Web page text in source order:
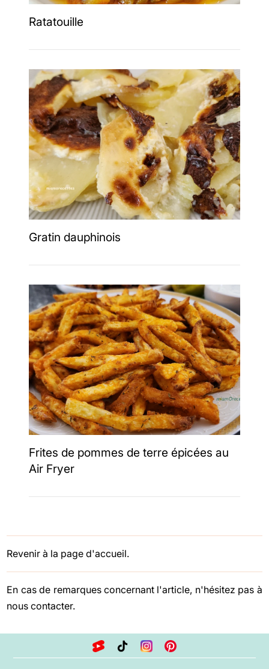
Ratatouille
Gratin dauphinois
Frites de pommes de terre épicées au
Air Fryer
Revenir à la page d'accueil.
En cas de remarques concernant l'article, n'hésitez pas à
nous contacter.